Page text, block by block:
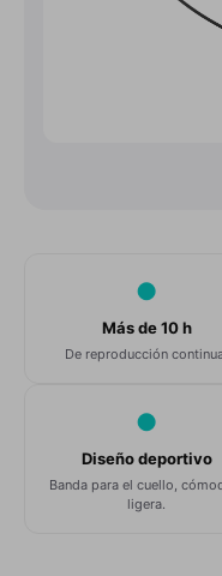
●
Más de 10 h
De reproducción
●
Diseño deportivo
Banda para el cuello,
ligera.